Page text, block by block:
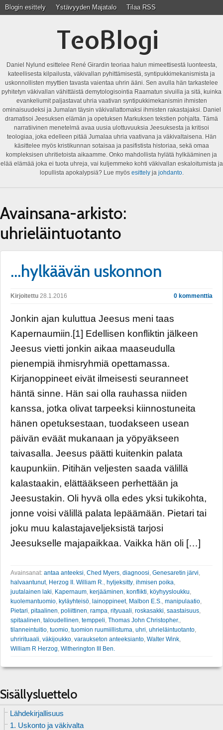
Blogin esittely Ystävyyden Majatalo Tilaa RSS
TeoBlogi
Daniel Nylund esittelee René Girardin teoriaa halun mimeettisestä luonteesta,
kateellisesta kilpailusta, väkivallan pyhittämisestä, syntipukkimekanismista ja
uskonnollisten myyttien tavasta vaientaa uhrin ääni. Sen avulla hän tarkastelee
pyhitetyn väkivallan vähittäistä demytologisointia Raamatun sivuilla ja sitä, kuinka
evankeliumit paljastavat uhria vaativan syntipukkimekanismin ihmisten
ominaisuudeksi ja Jumalan täysin väkivallattomaksi ihmisten rakastajaksi. Daniel
dramatisoi Jeesuksen elämän ja opetuksen Markuksen tekstien pohjalta. Tämä
narratiivinen menetelmä avaa uusia ulottuvuuksia Jeesuksesta ja kritisoi
teologiaa, joka edelleen pitää Jumalaa uhria vaativana ja väkivaltaisena. Hän
käsittelee myös kristikunnan sotaisaa ja pasifistista historiaa, sekä omaa
kompleksisen uhritietoista aikaamme. Onko mahdollista hylätä hylkääminen ja
elää elämää joka ei tuota uhreja, vai kuljemmeko kohti väkivallan eskaloitumista ja
lopullista apokalypsiä? Lue myös esittelyja johdanto.
Avainsana-arkisto:
uhrieläintuotanto
…hylkäävän uskonnon
Kirjoitettu 28.1.2016 0 kommenttia
Jonkin ajan kuluttua Jeesus meni taas
Kapernaumiin.[1] Edellisen konfliktin jälkeen
Jeesus vietti jonkin aikaa maaseudulla
pienempiä ihmisryhmiä opettamassa.
Kirjanoppineet eivät ilmeisesti seuranneet
häntä sinne. Hän sai olla rauhassa niiden
kanssa, jotka olivat tarpeeksi kiinnostuneita
hänen opetuksestaan, tuodakseen usean
päivän eväät mukanaan ja yöpyäkseen
taivasalla. Jeesus päätti kuitenkin palata
kaupunkiin. Pitihän veljesten saada välillä
kalastaakin, elättääkseen perhettään ja
Jeesustakin. Oli hyvä olla edes yksi tukikohta,
jonne voisi välillä palata lepäämään. Pietari tai
joku muu kalastajaveljeksistä tarjosi
Jeesukselle majapaikkaa. Vaikka hän oli […]
Avainsanat: antaa anteeksi Ched Myers diagnoosi Genesaretin järvi
halvaantunut, Herzog II. William R. hyljeksitty ihmisen poika
juutalainen laki Kapernaum kerjääminen konflikti köyhyysloukku
kuolemantuomio kyläyhteisö lainoppineet, Malbon E.S. manipulaatio
Pietari pitaalinen poliittinen rampa rityuaali roskasakki saastaisuus
spitaalinen taloudellinen temppeli Thomas John Christopher.
tilanneintuitio tuomio tuomion ruumiillistuma uhri uhrieläintuotanto
uhrirituaali väkijoukko varaukseton anteeksianto Walter Wink
William R Herzog Witherington III Ben.
Sisällysluettelo
Lähdekirjallisuus
1. Uskonto ja väkivalta